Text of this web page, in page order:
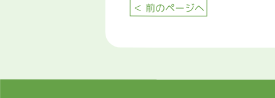
＜ 前のページへ